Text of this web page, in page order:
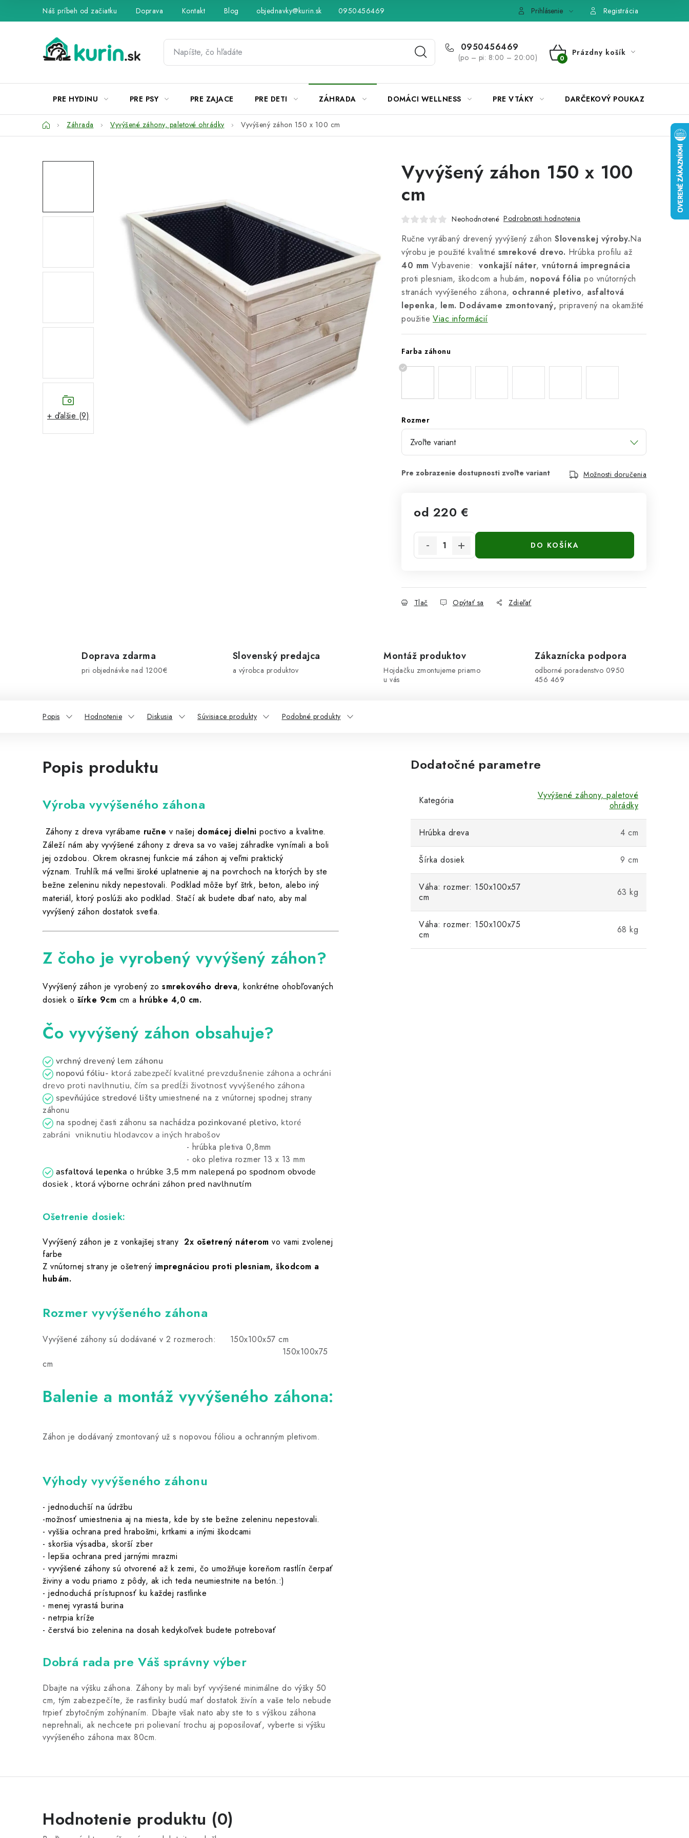
Náš príbeh od začiatku Doprava Kontakt Blog Hodnotenie obchodu Obchodné podmienky Pravidlá súťaží na Facebooku
objednavky@kurin.sk 0950456469 Prihlásenie Registrácia
0950456469
(po – pi: 8:00 – 20:00)
NÁKUPNÝ
Prázdny košík
PRE HYDINU PRE PSY PRE ZAJACE PRE DETI ZÁHRADA DOMÁCI WELLNESS PRE VTÁKY DARČEKOVÝ POUKAZ
DomovZáhrada Vyvýšené záhony, paletové ohrádky Vyvýšený záhon 150 x 100 cm
+ ďalšie (9)
Vyvýšený záhon 150 x 100
cm
Neohodnotené Podrobnosti hodnotenia
Ručne vyrábaný drevený yyvýšený záhon Slovenskej výroby.Na
výrobu je použité kvalitné smrekové drevo. Hrúbka profilu až
40 mm Vybavenie: vonkajší náter, vnútorná impregnácia
proti plesniam, škodcom a hubám, nopová fólia po vnútorných
stranách vyvýšeného záhona, ochranné pletivo, asfaltová
lepenka, lem. Dodávame zmontovaný, pripravený na okamžité
použitie Viac informácií
Farba záhonu
Rozmer
Možnosti doručenia
od 220 €
DO KOŠÍKA
Tlač Opýtať sa Zdieľať
Doprava zdarma
pri objednávke nad 1200€
Slovenský predajca
a výrobca produktov
Montáž produktov
Hojdačku zmontujeme priamo
u vás
Zákaznícka podpora
odborné poradenstvo 0950
456 469
Popis Hodnotenie Diskusia Súvisiace produkty Podobné produkty
Popis produktu
Výroba vyvýšeného záhona
Záhony z dreva vyrábame ručne v našej domácej dielni poctivo a kvalitne.
Záleží nám aby vyvýšené záhony z dreva sa vo vašej záhradke vynímali a boli
jej ozdobou. Okrem okrasnej funkcie má záhon aj veľmi praktický
význam. Truhlík má veľmi široké uplatnenie aj na povrchoch na ktorých by ste
bežne zeleninu nikdy nepestovali. Podklad môže byť štrk, beton, alebo iný
materiál, ktorý poslúži ako podklad. Stačí ak budete dbať nato, aby mal
vyvýšený záhon dostatok svetla.
Z čoho je vyrobený vyvýšený záhon?
Vyvýšený záhon je vyrobený zo smrekového dreva, konkrétne ohobľovaných
dosiek o šírke 9cm cm a hrúbke 4,0 cm.
Čo vyvýšený záhon obsahuje?
vrchný drevený lem záhonu
nopovú fóliu- ktorá zabezpečí kvalitné prevzdušnenie záhona a ochráni
drevo proti navlhnutiu, čím sa predĺži životnosť vyvýšeného záhona
spevňújúce stredové lišty umiestnené na z vnútornej spodnej strany
záhonu
na spodnej časti záhonu sa nachádza pozinkované pletivo, ktoré
zabráni vniknutiu hlodavcov a iných hrabošov
- hrúbka pletiva 0,8mm
- oko pletiva rozmer 13 x 13 mm
asfaltová lepenka o hrúbke 3,5 mm nalepená po spodnom obvode
dosiek , ktorá výborne ochráni záhon pred navlhnutím
Ošetrenie dosiek:
Vyvýšený záhon je z vonkajšej strany 2x ošetrený náterom vo vami zvolenej
farbe
Z vnútornej strany je ošetrený impregnáciou proti plesniam, škodcom a
hubám.
Rozmer vyvýšeného záhona
Vyvýšené záhony sú dodávané v 2 rozmeroch: 150x100x57 cm
150x100x75
cm
Balenie a montáž vyvýšeného záhona:
Záhon je dodávaný zmontovaný už s nopovou fóliou a ochranným pletivom.
Výhody vyvýšeného záhonu
- jednoduchší na údržbu
-možnosť umiestnenia aj na miesta, kde by ste bežne zeleninu nepestovali.
- vyššia ochrana pred hrabošmi, krtkami a inými škodcami
- skoršia výsadba, skorší zber
- lepšia ochrana pred jarnými mrazmi
- vyvýšené záhony sú otvorené až k zemi, čo umožňuje koreňom rastlín čerpať
živiny a vodu priamo z pôdy, ak ich teda neumiestnite na betón.:)
- jednoduchá prístupnosť ku každej rastlinke
- menej vyrastá burina
- netrpia kríže
- čerstvá bio zelenina na dosah kedykoľvek budete potrebovať
Dobrá rada pre Váš správny výber
Dbajte na výšku záhona. Záhony by mali byť vyvýšené minimálne do výšky 50
cm, tým zabezpečíte, že rastlinky budú mať dostatok živín a vaše telo nebude
trpieť zbytočným zohýnaním. Dbajte však nato aby ste to s výškou záhona
neprehnali, ak nechcete pri polievaní trochu aj poposilovať, vyberte si výšku
vyvýšeného záhona max 80cm.
Dodatočné parametre
Kategória
Vyvýšené záhony, paletové
ohrádky
Hrúbka dreva 4 cm
Šírka dosiek 9 cm
Váha: rozmer: 150x100x57
cm
63 kg
Váha: rozmer: 150x100x75
cm
68 kg
Hodnotenie produktu (0)